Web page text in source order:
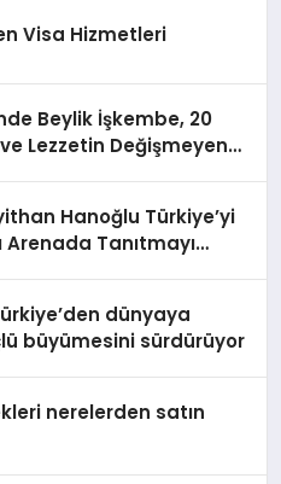
Visa Hizmetleri
Beylik İşkembe, 20
ve Lezzetin Değişmeyen
Hanoğlu Türkiye’yi
Arenada Tanıtmayı
dünyaya
büyümesini sürdürüyor
nerelerden satın